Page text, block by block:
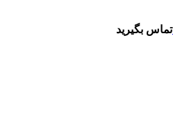
تماس بگیرید